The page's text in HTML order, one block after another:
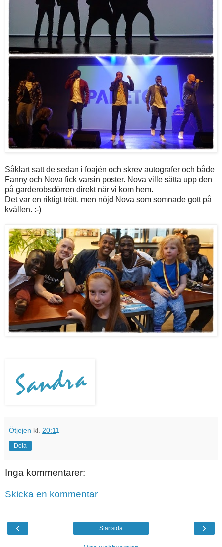
Såklart satt de sedan i foajén och skrev autografer och både
Fanny och Nova fick varsin poster. Nova ville sätta upp den
på garderobsdörren direkt när vi kom hem.
Det var en riktigt trött, men nöjd Nova som somnade gott på
kvällen. :-)
Ötjejen kl. 20:11
Dela
Inga kommentarer:
Skicka en kommentar
‹ ›
Startsida